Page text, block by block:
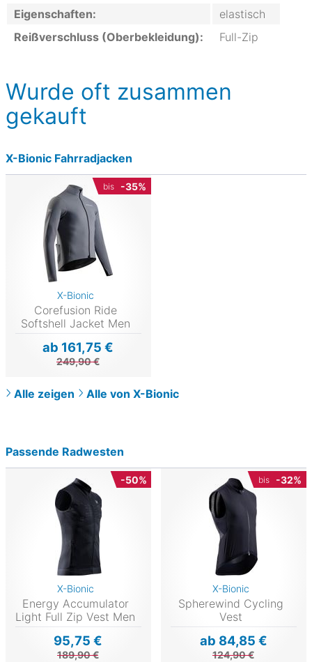
Eigenschaften:
elastisch
Reißverschluss (Oberbekleidung):
Full-Zip
Wurde oft zusammen
gekauft
X-Bionic Fahrradjacken
bis -35%
X-Bionic
Corefusion Ride
Softshell Jacket Men
ab 161,75 €
249,90 €
Alle zeigen Alle von X-Bionic
Passende Radwesten
-50%
X-Bionic
Energy Accumulator
Light Full Zip Vest Men
95,75 €
189,90 €
bis -32%
X-Bionic
Spherewind Cycling
Vest
ab 84,85 €
124,90 €